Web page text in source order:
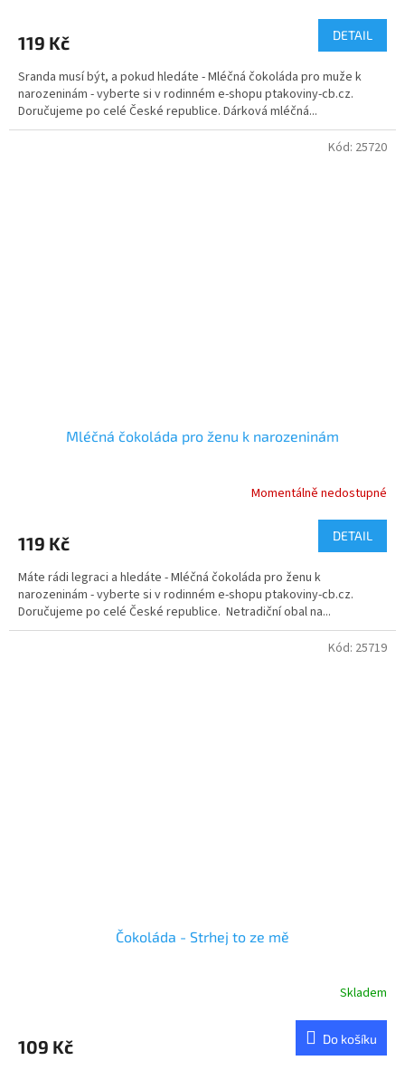
je
z
5
hvězdiček.
119 Kč DETAIL
Sranda musí být, a pokud hledáte - Mléčná čokoláda pro muže k
narozeninám - vyberte si v rodinném e-shopu ptakoviny-cb.cz.
Doručujeme po celé České republice. Dárková mléčná...
Mléčná čokoláda pro ženu k narozeninám
je
z
5
hvězdiček.
Momentálně nedostupné
119 Kč DETAIL
Máte rádi legraci a hledáte - Mléčná čokoláda pro ženu k
narozeninám - vyberte si v rodinném e-shopu ptakoviny-cb.cz.
Doručujeme po celé České republice. Netradiční obal na...
Kód: 25720
Čokoláda - Strhej to ze mě
Skladem
109 Kč Do košíku
Kód: 25719